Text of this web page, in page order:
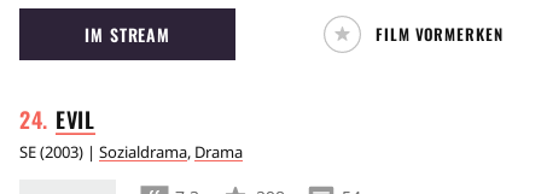
an einem Drogenboss zu nehmen, der das
Hochzeitsglück seines Freundes zerstörte.
IM STREAM FILM VORMERKEN
EVIL
SE(2003) | Sozialdrama, Drama